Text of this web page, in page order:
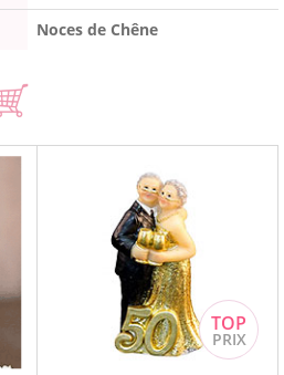
Noces de Chêne